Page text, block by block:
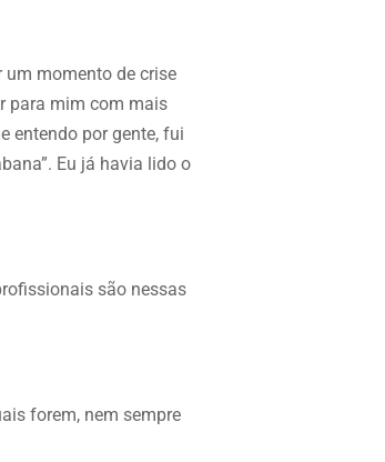
um momento de crise
para mim com mais
entendo por gente, fui
Eu já havia lido o
são nessas
forem, nem sempre